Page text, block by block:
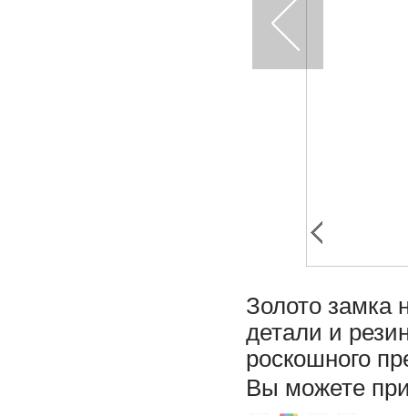
Золото замка
детали и
роскошного
Вы можете